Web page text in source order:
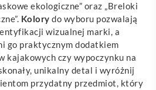
ekologiczne” oraz „Breloki
Kolory do wyboru pozwalają
wizualnej marki, a
go praktycznym dodatkiem
kajakowych czy wypoczynku na
unikalny detal i wyróżnij
przydatny przedmiot, który